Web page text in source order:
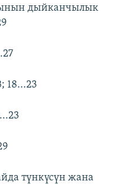
дыйканчылык
18...23
түнкүсүн жана